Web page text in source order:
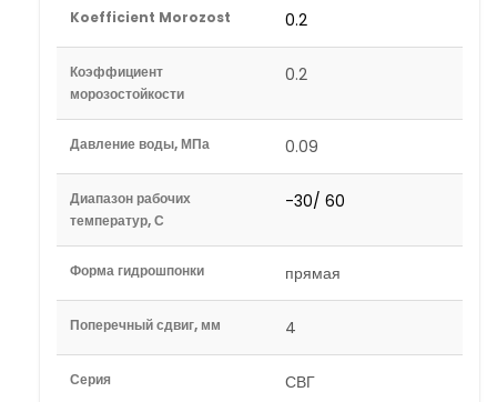
Koefficient Morozost 0.2
Коэффициент
морозостойкости
0.2
Давление воды, МПа 0.09
Диапазон рабочих
температур, С
-30/ 60
Форма гидрошпонки прямая
Поперечный сдвиг, мм 4
Серия СВГ